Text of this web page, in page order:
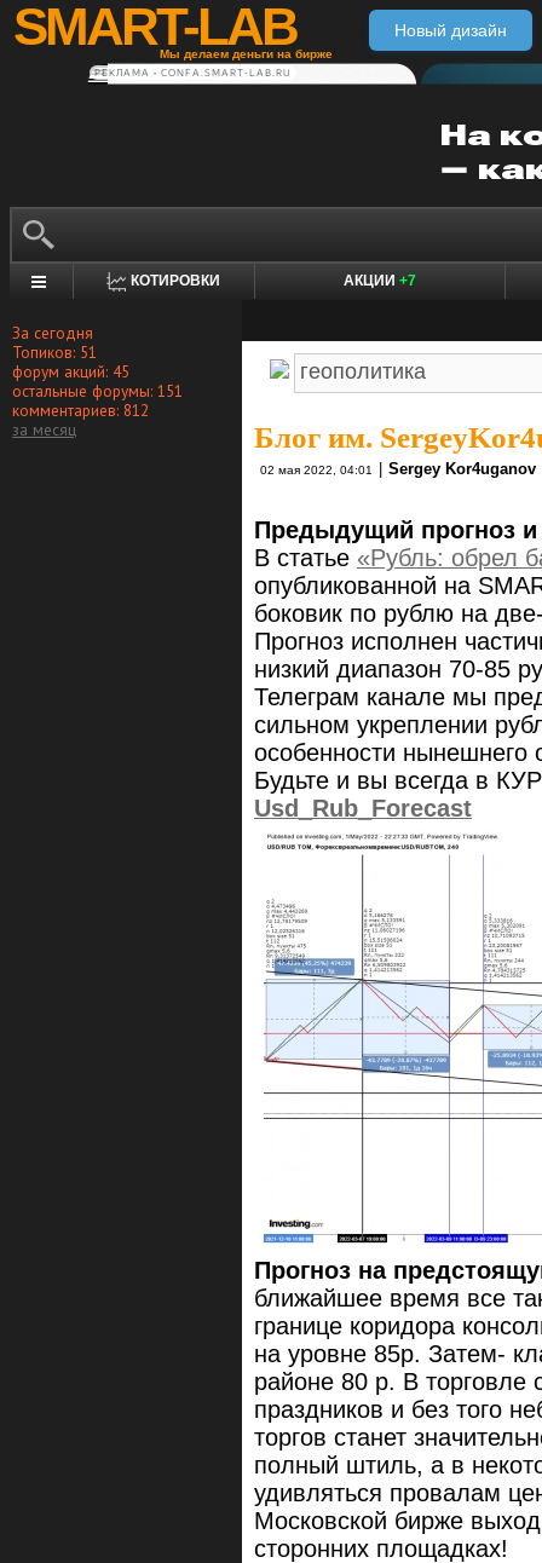
SMART-LAB
Мы делаем деньги на бирже
Новый дизайн
РЕКЛАМА • CONFA.SMART-LAB.RU
КОТИРОВКИ АКЦИИ +7
За сегодня
Топиков: 51
форум акций: 45
остальные форумы: 151
комментариев: 812
за месяц
Блог им.
02 мая 2022, 04:01 Sergey Kor4uganov
Предыдущий прогноз
В статье «Рубль: обрел
опубликованной на
боковик по рублю на
Прогноз исполнен
низкий диапазон 70-85
Телеграм канале мы
сильном укреплении
особенности нынешнего
Будьте и вы всегда в
Usd_Rub_Forecast
Прогноз на
ближайшее время все
границе коридора
на уровне 85р. Затем-
районе 80 р. В торговле
праздников и без того
торгов станет
полный штиль, а в
удивляться провалам
Московской бирже
сторонних площадках!